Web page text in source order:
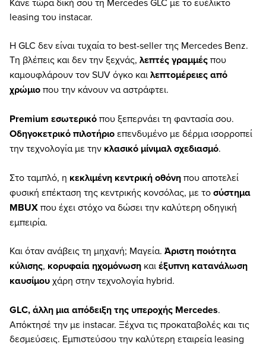
leasing του instacar.
Η GLC δεν είναι τυχαία το best-seller της Mercedes Benz.
Τη βλέπεις και δεν την ξεχνάς, λεπτές γραμμέςπου
καμουφλάρουν τον SUV όγκο καιλεπτομέρειες από
χρώμιοπου την κάνουν να αστράφτει.
Premium εσωτερικόπου ξεπερνάει τη φαντασία σου.
Οδηγοκετρικό πιλοτήριοεπενδυμένο με δέρμα ισορροπεί
την τεχνολογία με την κλασικό μίνιμαλ σχεδιασμό.
Στο ταμπλό, η κεκλιμένη κεντρική οθόνηπου αποτελεί
φυσική επέκταση της κεντρικής κονσόλας, με τοσύστημα
MBUXπου έχει στόχο να δώσει την καλύτερη οδηγική
εμπειρία.
Και όταν ανάβεις τη μηχανή; Μαγεία. Άριστη ποιότητα
κύλισης, κορυφαία ηχομόνωση καιέξυπνη κατανάλωση
καυσίμουχάρη στην τεχνολογία hybrid.
GLC, άλλη μια απόδειξη της υπεροχής Mercedes.
Απόκτησέ την με instacar. Ξέχνα τις προκαταβολές και τις
δεσμεύσεις. Εμπιστεύσου την καλύτερη εταιρεία leasing